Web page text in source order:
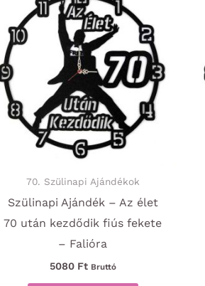
70. Szülinapi Ajándékok
Szülinapi Ajándék – Az élet
70 után kezdődik fiús fekete
– Falióra
5080 Ft Bruttó